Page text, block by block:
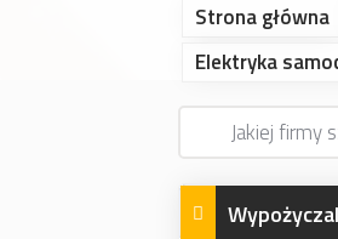
Strona główna
Elektryka